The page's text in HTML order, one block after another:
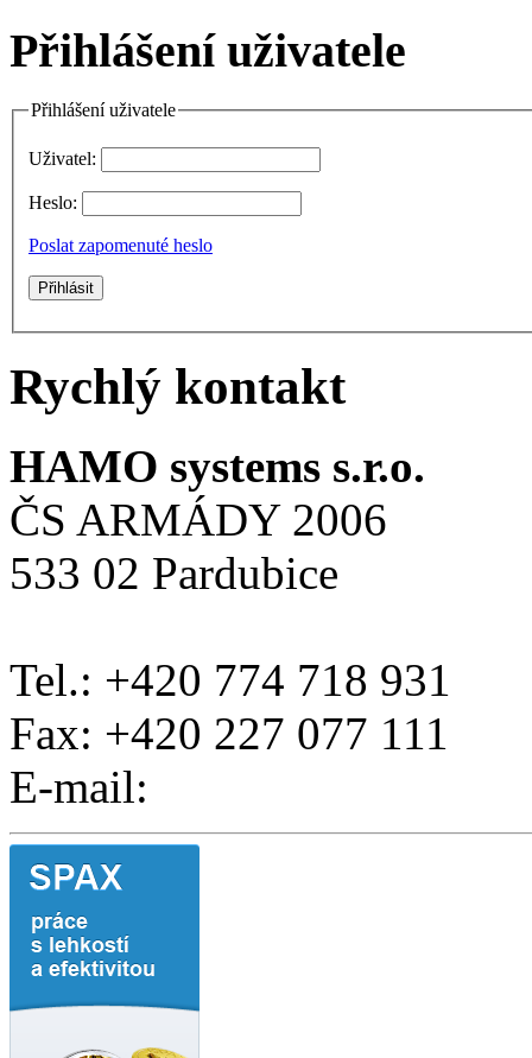
Přihlášení uživatele
Přihlášení uživatele
Uživatel:
Heslo:
Poslat zapomenuté heslo
Rychlý kontakt
HAMO systems s.r.o.
ČS ARMÁDY 2006
533 02 Pardubice
Tel.: +420 774 718 931
Fax: +420 227 077 111
E-mail: